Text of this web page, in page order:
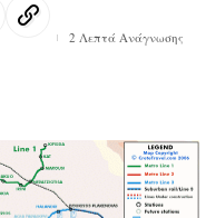
2 Λεπτά Ανάγνωσης